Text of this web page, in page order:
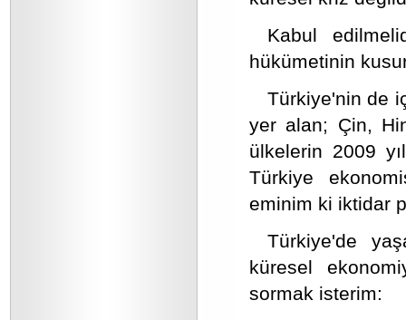
Kabul
hükümetinin
Türkiye'nin de
yer alan; Çin,
ülkelerin 2009
Türkiye
eminim ki iktidar
Türkiye'de
küresel
sormak isterim: